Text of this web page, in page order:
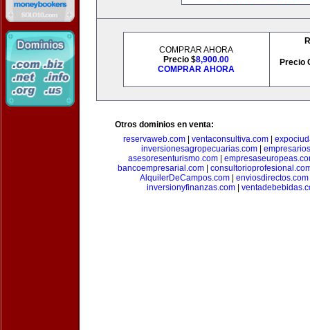
COMPRAR AHORA
Precio $8,900.00
COMPRAR AHORA
Precio
Otros dominios en venta:
reservaweb.com| ventaconsultiva.com|
inversionesagropecuarias.com
asesoresenturismo.com|
bancoempresarial.com
AlquilerDeCampos.com
enviosdirectos.com
inversionyfinanzas.com|